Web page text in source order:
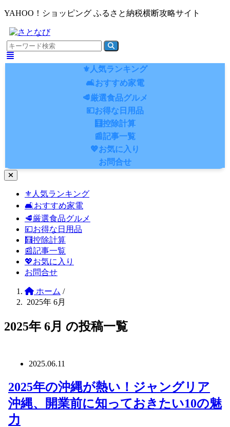
YAHOO！ショッピング ふるさと納税横断攻略サイト
⚜️人気ランキング
🛋️おすすめ家電
🥩厳選食品グルメ
💴お得な日用品
🧮控除計算
📰記事一覧
💖お気に入り
お問合せ
ナ
⚜️人気ランキング
🛋️おすすめ家電
🥩厳選食品グルメ
💴お得な日用品
🧮控除計算
📰記事一覧
💖お気に入り
お問合せ
ホーム /
2025年 6月
2025年 6月 の投稿一覧
2025.06.11
2025年の沖縄が熱い！ジャングリア
沖縄、開業前に知っておきたい10の魅
力